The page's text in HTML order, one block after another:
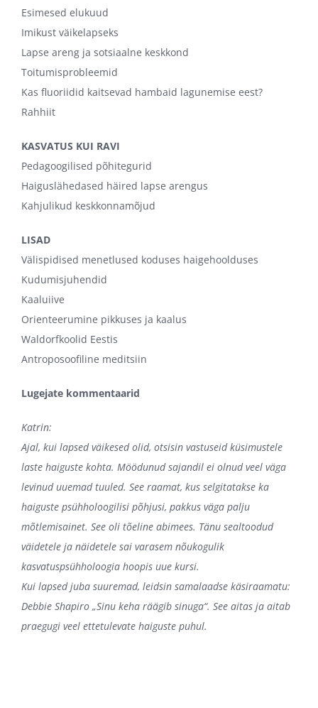
Esimesed elukuud
Imikust väikelapseks
Lapse areng ja sotsiaalne keskkond
Toitumisprobleemid
Kas fluoriidid kaitsevad hambaid lagunemise eest?
Rahhiit
KASVATUS KUI RAVI
Pedagoogilised põhitegurid
Haiguslähedased häired lapse arengus
Kahjulikud keskkonnamõjud
LISAD
Välispidised menetlused koduses haigehoolduses
Kudumisjuhendid
Kaaluiive
Orienteerumine pikkuses ja kaalus
Waldorfkoolid Eestis
Antroposoofiline meditsiin
Lugejate kommentaarid
Katrin:
Ajal, kui lapsed väikesed olid, otsisin vastuseid küsimustele
laste haiguste kohta. Möödunud sajandil ei olnud veel väga
levinud uuemad tuuled. See raamat, kus selgitatakse ka
haiguste psühholoogilisi põhjusi, pakkus väga palju
mõtlemisainet. See oli tõeline abimees. Tänu sealtoodud
väidetele ja näidetele sai varasem nõukogulik
kasvatuspsühholoogia hoopis uue kursi.
Kui lapsed juba suuremad, leidsin samalaadse käsiraamatu:
Debbie Shapiro „Sinu keha räägib sinuga“. See aitas ja aitab
praegugi veel ettetulevate haiguste puhul.